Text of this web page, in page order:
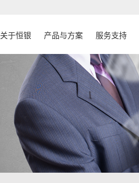
关于恒银 产品与方案 服务支持